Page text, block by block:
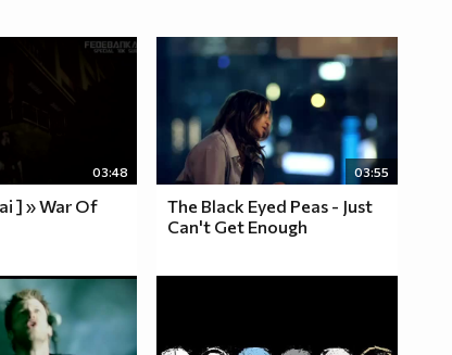
03:48
] » War Of
03:55
The Black Eyed Peas - Just
Can't Get Enough